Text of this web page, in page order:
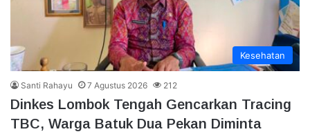
Kesehatan
Santi Rahayu 7 Agustus 2026 212
Dinkes Lombok Tengah Gencarkan Tracing
TBC, Warga Batuk Dua Pekan Diminta